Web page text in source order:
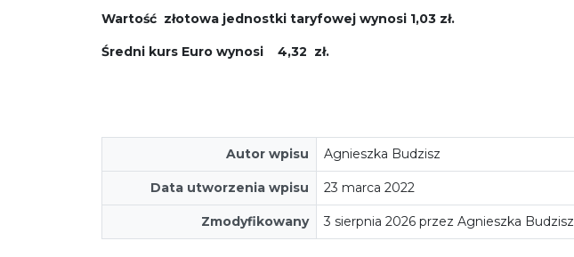
Wartość złotowa jednostki taryfowej wynosi 1,03 zł.
Średni kurs Euro wynosi 4,32 zł.
Autor wpisu Agnieszka Budzisz
Data utworzenia wpisu 23 marca 2022
Zmodyfikowany 3 sierpnia 2026 przez Agnieszka Budzisz